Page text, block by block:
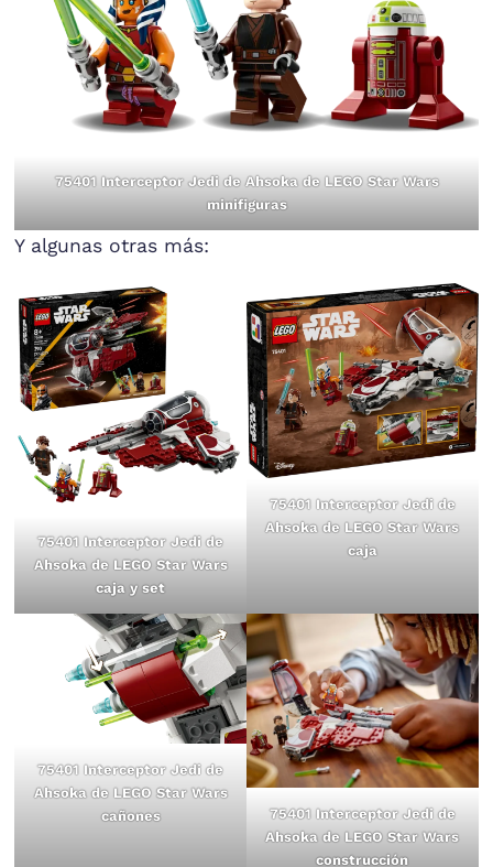
75401 Interceptor Jedi de Ahsoka de LEGO Star Wars
minifiguras
Y algunas otras más:
75401 Interceptor Jedi de
Ahsoka de LEGO Star Wars
caja y set
75401 Interceptor Jedi de
Ahsoka de LEGO Star Wars
caja
75401 Interceptor Jedi de
Ahsoka de LEGO Star Wars
cañones
75401 Interceptor Jedi de
Ahsoka de LEGO Star Wars
construcción